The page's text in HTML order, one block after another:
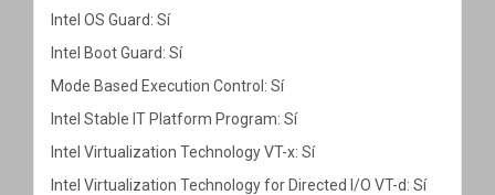
Intel OS Guard: Sí
Intel Boot Guard: Sí
Mode Based Execution Control: Sí
Intel Stable IT Platform Program: Sí
Intel Virtualization Technology VT-x: Sí
Intel Virtualization Technology for Directed I/O VT-d: Sí